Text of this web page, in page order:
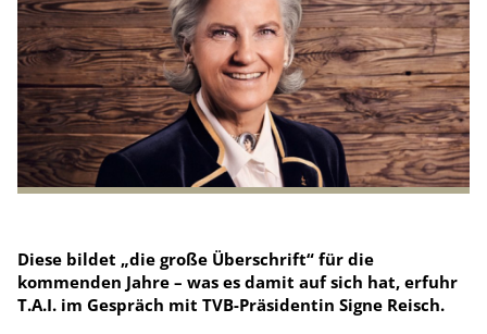
Diese bildet „die große Überschrift“ für die
kommenden Jahre – was es damit auf sich hat, erfuhr
T.A.I. im Gespräch mit TVB-Präsidentin Signe Reisch.